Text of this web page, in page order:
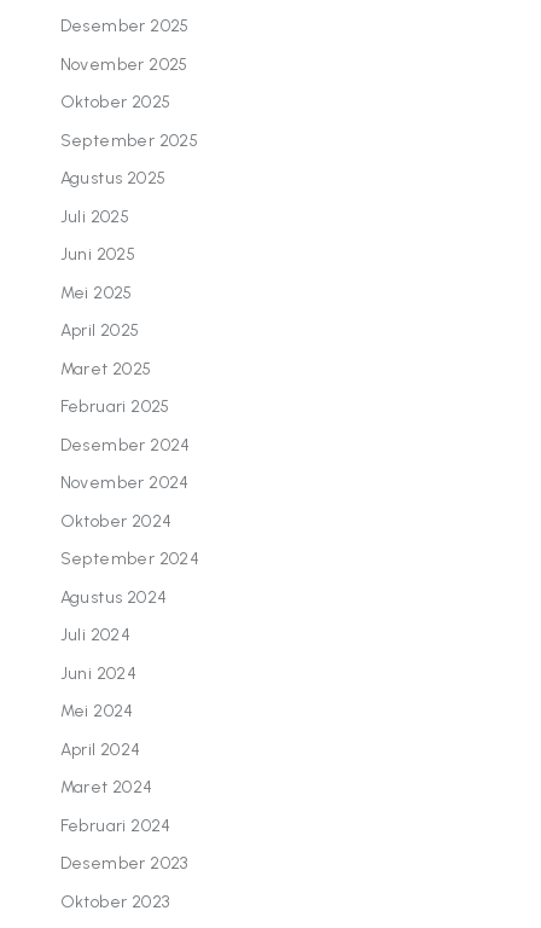
Desember 2025
November 2025
Oktober 2025
September 2025
Agustus 2025
Juli 2025
Juni 2025
Mei 2025
April 2025
Maret 2025
Februari 2025
Desember 2024
November 2024
Oktober 2024
September 2024
Agustus 2024
Juli 2024
Juni 2024
Mei 2024
April 2024
Maret 2024
Februari 2024
Desember 2023
Oktober 2023